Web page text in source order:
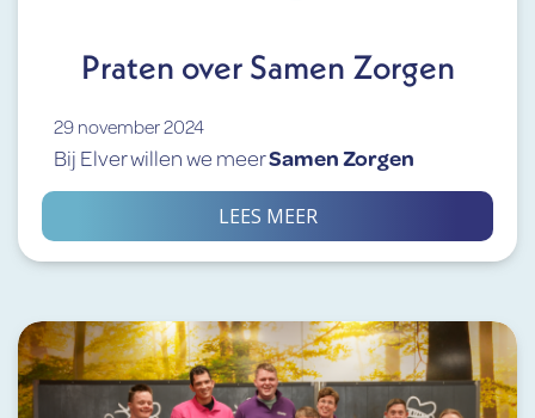
Praten over Samen Zorgen
29 november 2024
Bij Elver willen we meerSamen Zorgen
LEES MEER